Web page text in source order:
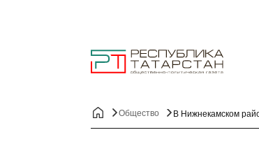
Общество В Нижнекамском